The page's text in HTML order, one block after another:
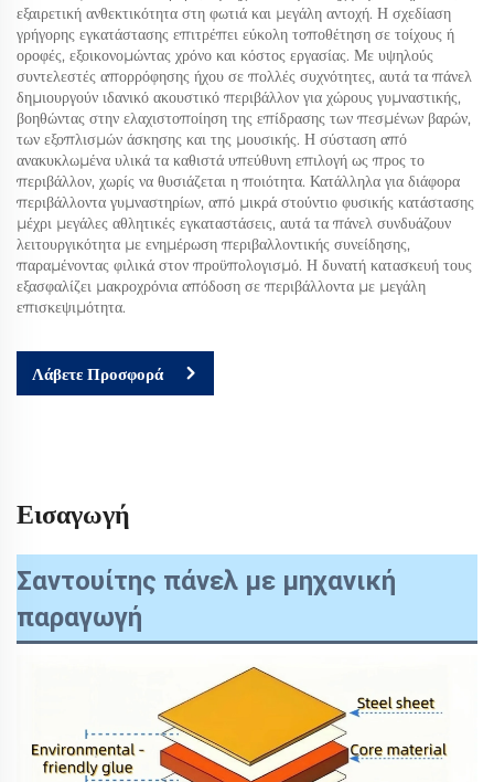
εξαιρετική ανθεκτικότητα στη φωτιά και μεγάλη αντοχή. Η σχεδίαση
γρήγορης εγκατάστασης επιτρέπει εύκολη τοποθέτηση σε τοίχους ή
οροφές, εξοικονομώντας χρόνο και κόστος εργασίας. Με υψηλούς
συντελεστές απορρόφησης ήχου σε πολλές συχνότητες, αυτά τα πάνελ
δημιουργούν ιδανικό ακουστικό περιβάλλον για χώρους γυμναστικής,
βοηθώντας στην ελαχιστοποίηση της επίδρασης των πεσμένων βαρών,
των εξοπλισμών άσκησης και της μουσικής. Η σύσταση από
ανακυκλωμένα υλικά τα καθιστά υπεύθυνη επιλογή ως προς το
περιβάλλον, χωρίς να θυσιάζεται η ποιότητα. Κατάλληλα για διάφορα
περιβάλλοντα γυμναστηρίων, από μικρά στούντιο φυσικής κατάστασης
μέχρι μεγάλες αθλητικές εγκαταστάσεις, αυτά τα πάνελ συνδυάζουν
λειτουργικότητα με ενημέρωση περιβαλλοντικής συνείδησης,
παραμένοντας φιλικά στον προϋπολογισμό. Η δυνατή κατασκευή τους
εξασφαλίζει μακροχρόνια απόδοση σε περιβάλλοντα με μεγάλη
επισκεψιμότητα.
Λάβετε Προσφορά
Εισαγωγή
Σαντουίτης πάνελ με μηχανική
παραγωγή